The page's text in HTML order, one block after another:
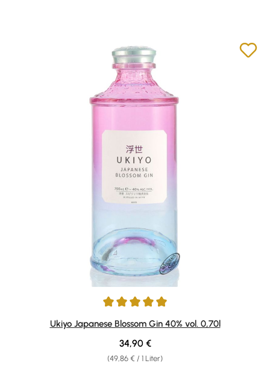
Durchschnittliche Bewertung von 5 von 5 Sternen
Ukiyo Japanese Blossom Gin 40% vol. 0,70l
(49,86 € / 1 Liter)
Regulärer Preis:
34,90 €